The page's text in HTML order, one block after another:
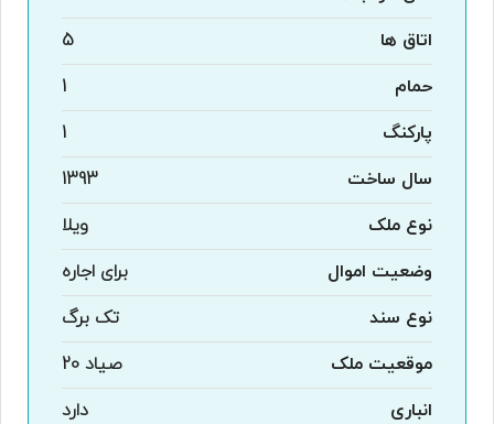
اتاق ها
5
حمام
1
پارکنگ
1
سال ساخت
1393
نوع ملک
ویلا
وضعیت اموال
برای اجاره
نوع سند
تک برگ
موقعیت ملک
صیاد 20
انباری
دارد